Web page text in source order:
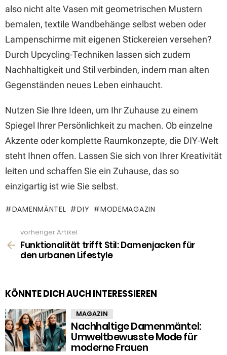
also nicht alte Vasen mit geometrischen Mustern
bemalen, textile Wandbehänge selbst weben oder
Lampenschirme mit eigenen Stickereien versehen?
Durch Upcycling-Techniken lassen sich zudem
Nachhaltigkeit und Stil verbinden, indem man alten
Gegenständen neues Leben einhaucht.
Nutzen Sie Ihre Ideen, um Ihr Zuhause zu einem
Spiegel Ihrer Persönlichkeit zu machen. Ob einzelne
Akzente oder komplette Raumkonzepte, die DIY-Welt
steht Ihnen offen. Lassen Sie sich von Ihrer Kreativität
leiten und schaffen Sie ein Zuhause, das so
einzigartig ist wie Sie selbst.
DAMENMÄNTEL DIY MODEMAGAZIN
more
vorheriger Artikel
Funktionalität trifft Stil: Damenjacken für
den urbanen Lifestyle
KÖNNTE DICH AUCH INTERESSIEREN
MAGAZIN
Nachhaltige Damenmäntel:
Umweltbewusste Mode für
moderne Frauen